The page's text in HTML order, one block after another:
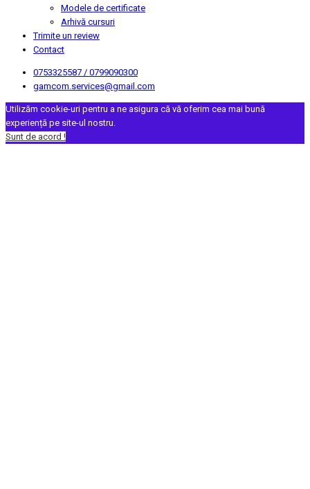
Modele de certificate
Arhivă cursuri
Trimite un review
Contact
0753325587 / 0799090300
gamcom.services@gmail.com
Utilizăm cookie-uri pentru a ne asigura că vă oferim cea mai bună
experiență pe site-ul nostru.
Sunt de acord !